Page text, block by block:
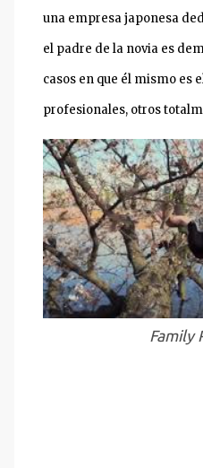
una empresa japonesa
el padre de la novia es
casos en que él mismo es
profesionales, otros
Family